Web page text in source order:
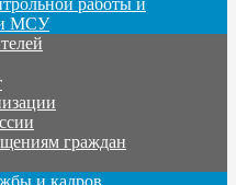
МСУ
граждан
и кадров